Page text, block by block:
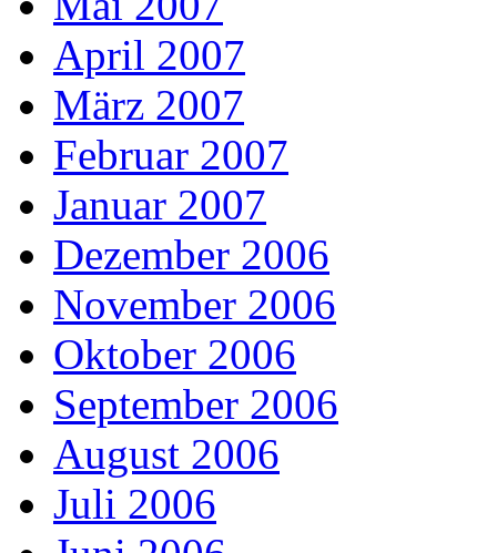
April 2007
März 2007
Februar 2007
Januar 2007
Dezember 2006
November 2006
Oktober 2006
September 2006
August 2006
Juli 2006